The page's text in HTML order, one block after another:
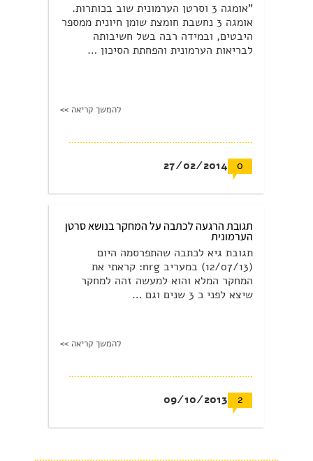
"אומגה 3 וסרטן הערמונית שוב בכותרות.
אומגה 3 נחשבת חומצת שומן חיונית ממספר
היבטים, ובמידה רבה בשל חשיבותה
לבריאות הערמונית והפחתת הסיכון …
להמשך קריאה >>
0
27/02/2014
תגובת הרגעה לכתבה על המחקר בנושא סרטן
הערמונית
תגובת גיא לכתבה שהתפרסמה היום
(12/07/13) במעריב nrg: קראתי את
המחקר המלא והוא למעשה זהה למחקר
שיצא לפני כ 3 שנים וגם …
להמשך קריאה >>
2
09/10/2013